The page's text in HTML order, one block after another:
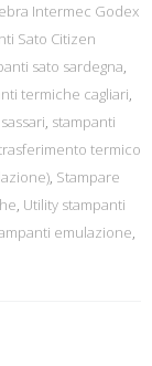
Intermec Godex
Sato Citizen
sato sardegna,
termiche cagliari,
, stampanti
termico
, Stampare
, Utility stampanti
emulazione,